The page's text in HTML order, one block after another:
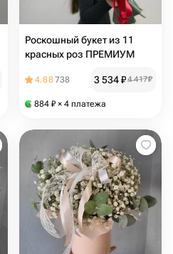
Роскошный букет из 11
красных роз ПРЕМИУМ
4.88738 3 534₽4 417₽
884 ₽ × 4 платежа